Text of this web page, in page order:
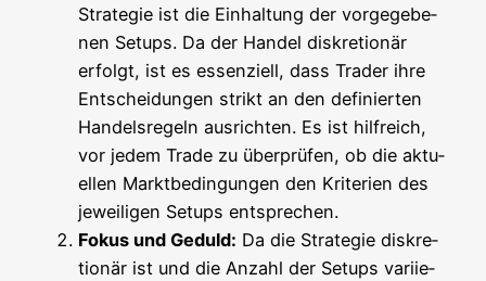
Stra­te­gie ist die Ein­hal­tung der vor­ge­ge­be­
nen Set­ups. Da der Han­del dis­kre­tio­när
erfolgt, ist es essen­zi­ell, dass Trader ihre
Ent­schei­dun­gen strikt an den defi­nier­ten
Han­dels­re­geln aus­rich­ten. Es ist hilf­reich,
vor jedem Trade zu über­prü­fen, ob die aktu­
el­len Markt­be­din­gun­gen den Kri­te­ri­en des
jewei­li­gen Set­ups entsprechen.
Fokus und Geduld: Da die Stra­te­gie dis­kre­
tio­när ist und die Anzahl der Set­ups vari­ie­